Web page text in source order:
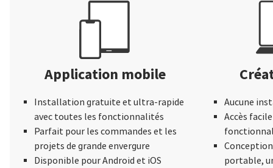
Application mobile
Installation gratuite et ultra-rapide
avec toutes les fonctionnalités
Parfait pour les commandes et les
projets de grande envergure
Disponible pour Android et iOS
Aucune
Accès
portable,